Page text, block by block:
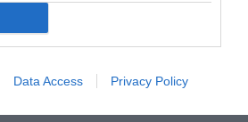
Data Access Privacy Policy
de medicamentos Teva